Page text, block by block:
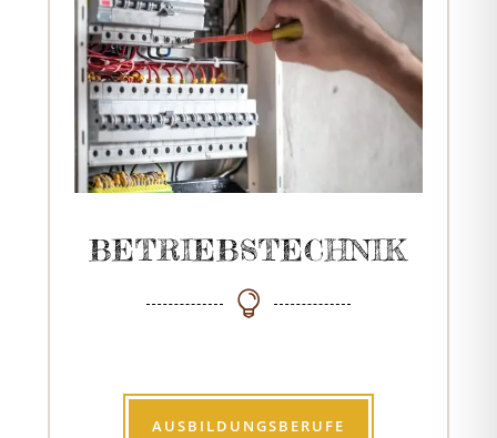
BETRIEBSTECHNIK

AUSBILDUNGSBERUFE